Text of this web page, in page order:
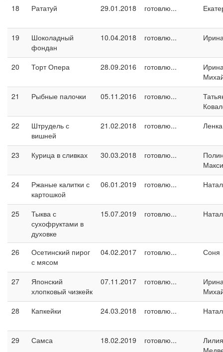
18 Рататуй 29.01.2018 готовлю...
19
Шоколадный
фондан
10.04.2018 готовлю...
20 Торт Опера 28.09.2016 готовлю...
21
Рыбные палочки 05.11.2016 готовлю...
22
Штрудель с
вишней
21.02.2018 готовлю...
23 Курица в сливках 30.03.2018 готовлю...
24
Ржаные калитки с
картошкой
06.01.2019 готовлю...
25
Тыква с
сухофруктами в
духовке
15.07.2019 готовлю...
26
Осетинский пирог
с мясом
04.02.2017 готовлю... Соня
27
Японский
хлопковый чизкейк
07.11.2017 готовлю...
28
Капкейки 24.03.2018 готовлю...
29 Самса 18.02.2019 готовлю...
Лилия